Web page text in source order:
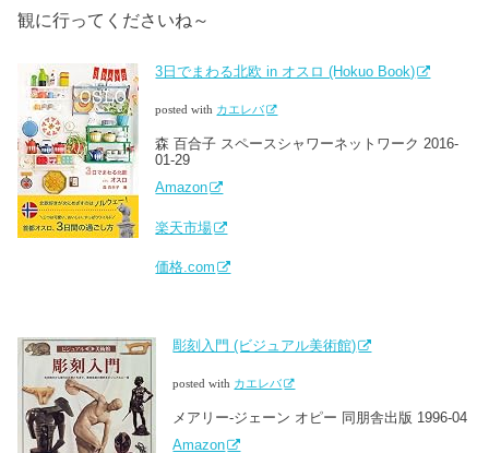
観に行ってくださいね～
3日でまわる北欧 in オスロ (Hokuo Book)
posted with カエレバ
森 百合子 スペースシャワーネットワーク 2016-
01-29
Amazon
楽天市場
価格.com
彫刻入門 (ビジュアル美術館)
posted with カエレバ
メアリー‐ジェーン オピー 同朋舎出版 1996-04
Amazon